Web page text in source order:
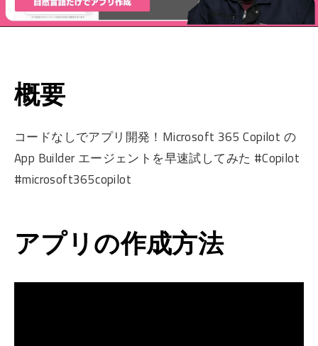
概要
コードなしでアプリ開発！Microsoft 365 Copilot の
App Builder エージェントを早速試してみた #Copilot
#microsoft365copilot
アプリの作成方法